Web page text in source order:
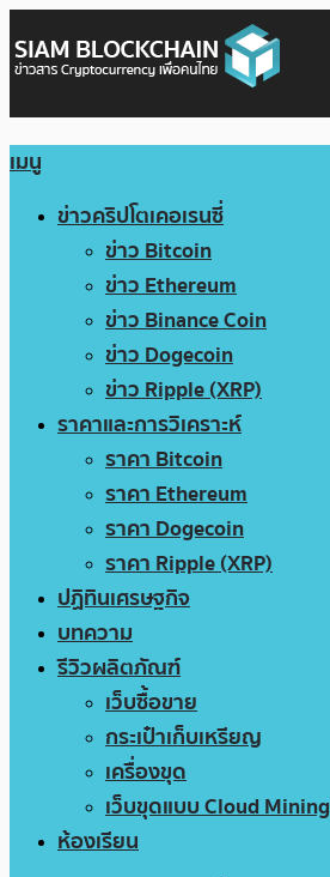
เมนู
ข่าวคริปโตเคอเรนซี่
ข่าว Bitcoin
ข่าว Ethereum
ข่าว Binance Coin
ข่าว Dogecoin
ข่าว Ripple (XRP)
ราคาและการวิเคราะห์
ราคา Bitcoin
ราคา Ethereum
ราคา Dogecoin
ราคา Ripple (XRP)
ปฏิทินเศรษฐกิจ
บทความ
รีวิวผลิตภัณฑ์
เว็บซื้อขาย
กระเป๋าเก็บเหรียญ
เครื่องขุด
เว็บขุดแบบ Cloud Mining
ห้องเรียน